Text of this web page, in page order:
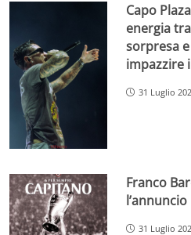
Capo
energia
sorpresa
impazzire
31 Luglio
Franco
31 Luglio